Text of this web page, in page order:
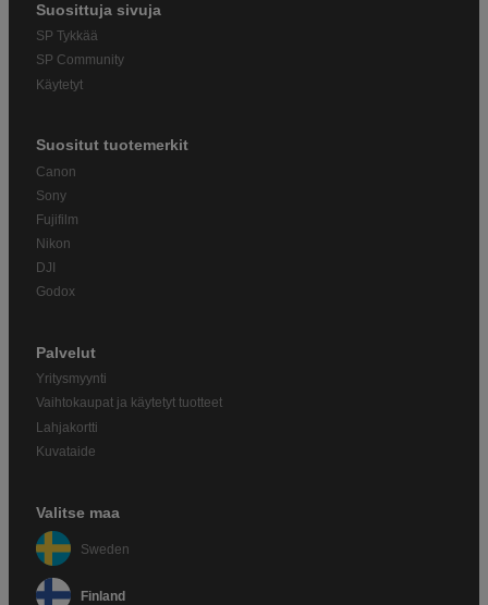
Suosittuja sivuja
SP Tykkää
SP Community
Käytetyt
Suositut tuotemerkit
Canon
Sony
Fujifilm
Nikon
DJI
Godox
Palvelut
Yritysmyynti
Vaihtokaupat ja käytetyt tuotteet
Lahjakortti
Kuvataide
Valitse maa
Sweden
Finland